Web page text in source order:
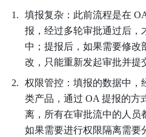
填报复杂：此前流程是在
报，经过多轮审批通过后，
中；提报后，如果需要修改
改，只能重新发起审批并提
权限管控：填报的数据中，
类产品，通过 OA 提报的方
离，所有在审批流中的人员
如果需要进行权限隔离需要